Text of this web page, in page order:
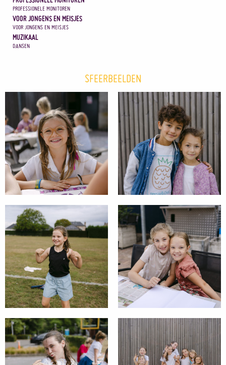
PROFESSIONELE MONITOREN
VOOR JONGENS EN MEISJES
VOOR JONGENS EN MEISJES
MUZIKAAL
DANSEN
SFEERBEELDEN